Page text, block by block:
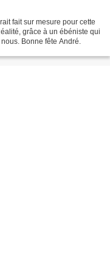
fait sur mesure pour cette
grâce à un ébéniste qui
Bonne fête André.